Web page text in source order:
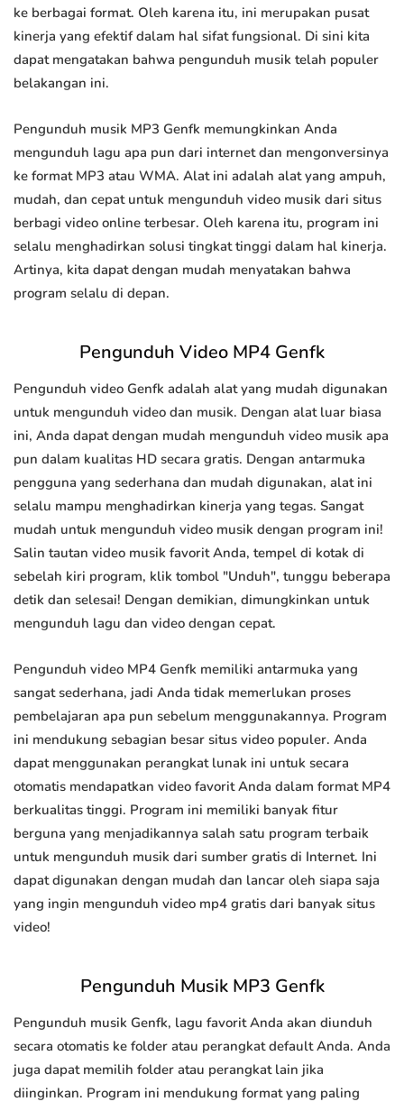
ke berbagai format. Oleh karena itu, ini merupakan pusat
kinerja yang efektif dalam hal sifat fungsional. Di sini kita
dapat mengatakan bahwa pengunduh musik telah populer
belakangan ini.
Pengunduh musik MP3 Genfk memungkinkan Anda
mengunduh lagu apa pun dari internet dan mengonversinya
ke format MP3 atau WMA. Alat ini adalah alat yang ampuh,
mudah, dan cepat untuk mengunduh video musik dari situs
berbagi video online terbesar. Oleh karena itu, program ini
selalu menghadirkan solusi tingkat tinggi dalam hal kinerja.
Artinya, kita dapat dengan mudah menyatakan bahwa
program selalu di depan.
Pengunduh Video MP4 Genfk
Pengunduh video Genfk adalah alat yang mudah digunakan
untuk mengunduh video dan musik. Dengan alat luar biasa
ini, Anda dapat dengan mudah mengunduh video musik apa
pun dalam kualitas HD secara gratis. Dengan antarmuka
pengguna yang sederhana dan mudah digunakan, alat ini
selalu mampu menghadirkan kinerja yang tegas. Sangat
mudah untuk mengunduh video musik dengan program ini!
Salin tautan video musik favorit Anda, tempel di kotak di
sebelah kiri program, klik tombol "Unduh", tunggu beberapa
detik dan selesai! Dengan demikian, dimungkinkan untuk
mengunduh lagu dan video dengan cepat.
Pengunduh video MP4 Genfk memiliki antarmuka yang
sangat sederhana, jadi Anda tidak memerlukan proses
pembelajaran apa pun sebelum menggunakannya. Program
ini mendukung sebagian besar situs video populer. Anda
dapat menggunakan perangkat lunak ini untuk secara
otomatis mendapatkan video favorit Anda dalam format MP4
berkualitas tinggi. Program ini memiliki banyak fitur
berguna yang menjadikannya salah satu program terbaik
untuk mengunduh musik dari sumber gratis di Internet. Ini
dapat digunakan dengan mudah dan lancar oleh siapa saja
yang ingin mengunduh video mp4 gratis dari banyak situs
video!
Pengunduh Musik MP3 Genfk
Pengunduh musik Genfk, lagu favorit Anda akan diunduh
secara otomatis ke folder atau perangkat default Anda. Anda
juga dapat memilih folder atau perangkat lain jika
diinginkan. Program ini mendukung format yang paling